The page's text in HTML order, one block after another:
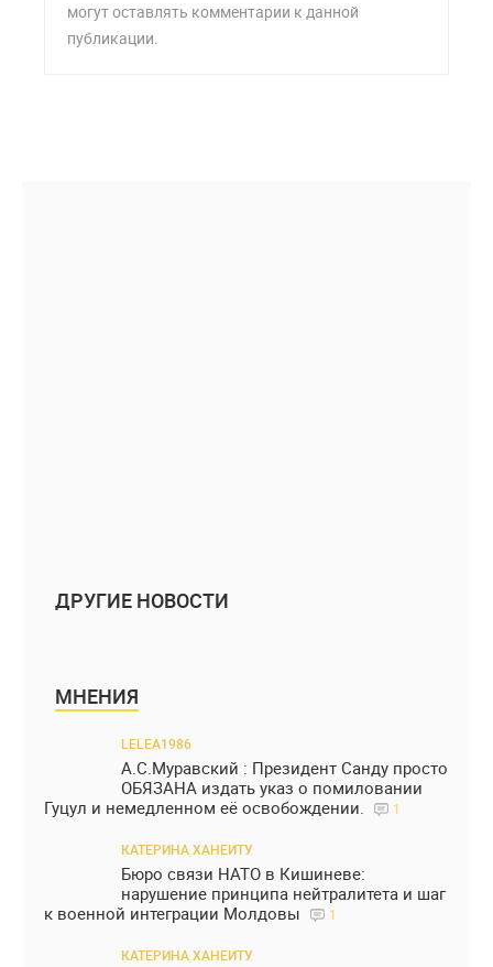
могут оставлять комментарии к данной
публикации.
ДРУГИЕ НОВОСТИ
МНЕНИЯ
LELEA1986
А.С.Муравский : Президент Санду просто
ОБЯЗАНА издать указ о помиловании
Гуцул и немедленном её освобождении.
1
КАТЕРИНА ХАНЕИТУ
Бюро связи НАТО в Кишиневе:
нарушение принципа нейтралитета и шаг
к военной интеграции Молдовы
1
КАТЕРИНА ХАНЕИТУ